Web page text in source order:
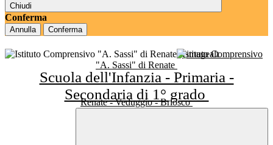
Chiudi
Conferma
Annulla Conferma
Istituto Comprensivo
"A. Sassi" di Renate
Scuola dell'Infanzia - Primaria -
Secondaria di 1° grado
Renate - Veduggio - Briosco